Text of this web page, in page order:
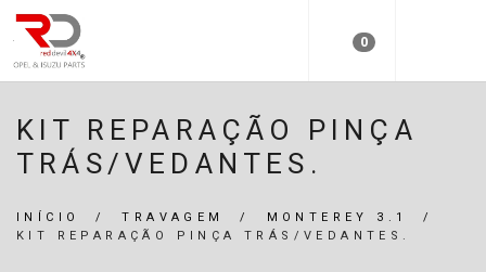
0
KIT REPARAÇÃO PINÇA
TRÁS/VEDANTES.
INÍCIO /TRAVAGEM / MONTEREY 3.1
/
KIT REPARAÇÃO PINÇA TRÁS/VEDANTES.